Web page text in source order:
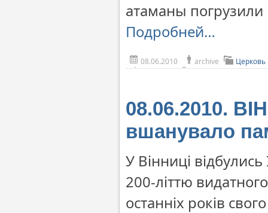
атаманы
Подробней…
08.06.2010 archive
08.06.2010.
вшанувало
У Вінниці
200-літтю
останніх років